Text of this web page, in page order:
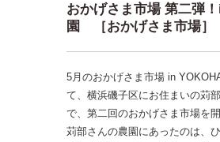
おかげさま市場 第二弾
園 ［おかげさま市場］
5月のおかげさま市場 in
て、横浜磯子区にお住まいの苅
で、第二回のおかげさま市場を開
苅部さんの農園にあったのは、